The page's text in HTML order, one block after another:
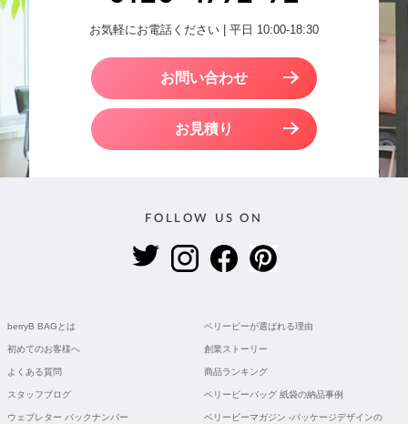
お気軽にお電話ください | 平日 10:00-18:30
お問い合わせ
お見積り
FOLLOW US ON
berryB BAGとは ベリービーが選ばれる理由
初めてのお客様へ 創業ストーリー
よくある質問 商品ランキング
スタッフブログ ベリービーバッグ 紙袋の納品事例
ウェブレター バックナンバー
ベリービーマガジン -パッケージデザインの